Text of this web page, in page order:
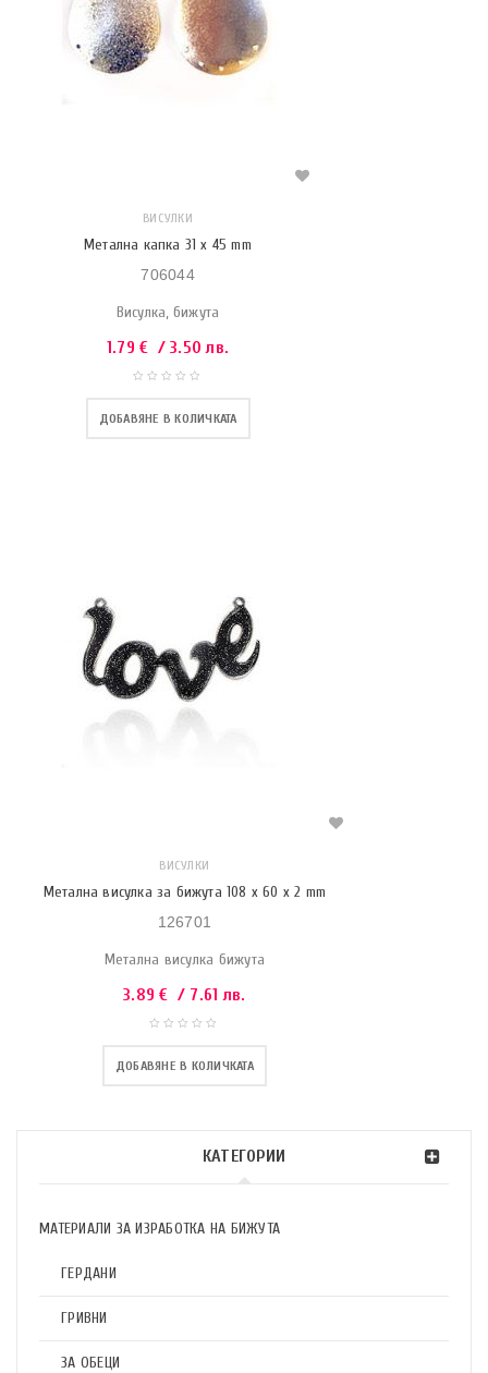
КАТЕГОРИИ
МАТЕРИАЛИ ЗА ИЗРАБОТКА НА БИЖУТА
ГЕРДАНИ
ГРИВНИ
ЗА ОБЕЦИ
ВИСУЛКИ
Метална капка 31 x 45 mm
706044
Висулка, бижута
1.79€ / 3.50 лв.
ДОБАВЯНЕ В КОЛИЧКАТА
ВИСУЛКИ
Метална висулка за бижута 108 x 60 x 2 mm
126701
Метална висулка бижута
3.89€ / 7.61 лв.
ДОБАВЯНЕ В КОЛИЧКАТА